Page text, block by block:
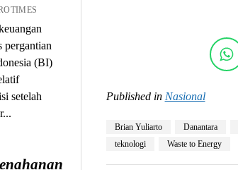
pergantian
(BI)
setelah
Published in Nasional
Brian Yuliarto Danantara
teknologi
Waste to Energy